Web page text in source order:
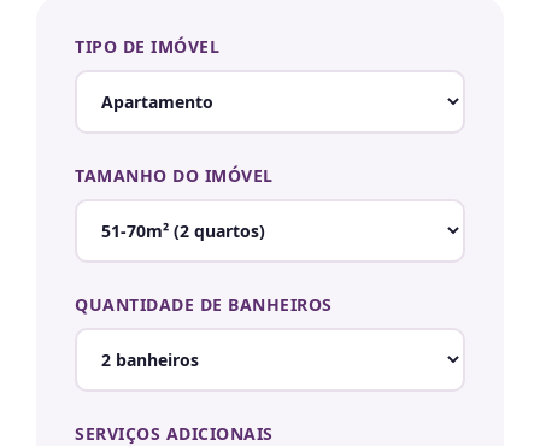
TIPO DE IMÓVEL
TAMANHO DO IMÓVEL
QUANTIDADE DE BANHEIROS
SERVIÇOS ADICIONAIS